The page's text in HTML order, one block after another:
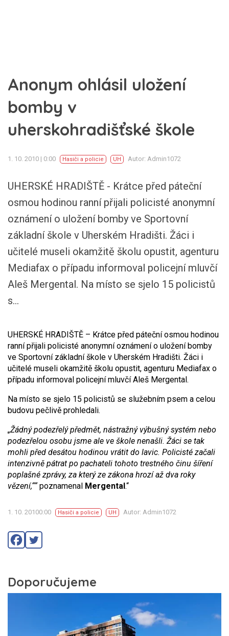
Anonym ohlásil uložení
bomby v
uherskohradišťské škole
1. 10. 2010 | 0:00 Hasiči a policie UH Autor: Admin1072
UHERSKÉ HRADIŠTĚ - Krátce před páteční
osmou hodinou ranní přijali policisté anonymní
oznámení o uložení bomby ve Sportovní
základní škole v Uherském Hradišti. Žáci i
učitelé museli okamžitě školu opustit, agenturu
Mediafax o případu informoval policejní mluvčí
Aleš Mergental. Na místo se sjelo 15 policistů
s...
UHERSKÉ HRADIŠTĚ – Krátce před páteční osmou hodinou
ranní přijali policisté anonymní oznámení o uložení bomby
ve Sportovní základní škole v Uherském Hradišti. Žáci i
učitelé museli okamžitě školu opustit, agenturu Mediafax o
případu informoval policejní mluvčí Aleš Mergental.
Na místo se sjelo 15 policistů se služebním psem a celou
budovu pečlivě prohledali.
„Žádný podezřelý předmět, nástražný výbušný systém nebo
podezřelou osobu jsme ale ve škole nenašli. Žáci se tak
mohli před desátou hodinou vrátit do lavic. Policisté začali
intenzivně pátrat po pachateli tohoto trestného činu šíření
poplašné zprávy, za který ze zákona hrozí až dva roky
vězení,““poznamenal Mergental.“
1. 10. 20100:00 Hasiči a policie UH Autor: Admin1072